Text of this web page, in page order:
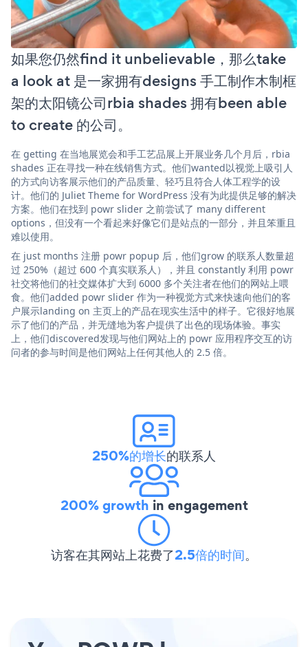
如果您仍然find it unbelievable，那么take
a look at 是一家拥有designs 手工制作木制框
架的太阳镜公司rbia shades 拥有been able
to create 的公司。
在 getting 在当地展览会和手工艺品展上开展业务几个月后，rbia
shades 正在寻找一种在线销售方式。他们wanted以视觉上吸引人
的方式向访客展示他们的产品质量、轻巧且符合人体工程学的设
计。他们的 Juliet Theme for WordPress 没有为此提供足够的解决
方案。他们在找到 powr slider 之前尝试了 many different
options，但没有一个看起来好像它们是站点的一部分，并且笨重且
难以使用。
在 just months 注册 powr popup 后，他们grow 的联系人数量超
过 250%（超过 600 个真实联系人），并且 constantly 利用 powr
社交将他们的社交媒体扩大到 6000 多个关注者在他们的网站上喂
食。他们added powr slider 作为一种视觉方式来快速向他们的客
户展示landing on 主页上的产品在现实生活中的样子。它很好地展
示了他们的产品，并无缝地为客户提供了出色的现场体验。事实
上，他们discovered发现与他们网站上的 powr 应用程序交互的访
问者的参与时间是他们网站上任何其他人的 2.5 倍。
250%的增长的联系人
200% growth in engagement
访客在其网站上花费了2.5倍的时间。